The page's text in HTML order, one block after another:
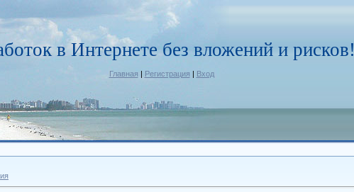
в Интернете без вложений и рисков!
Главная | Регистрация | Вход